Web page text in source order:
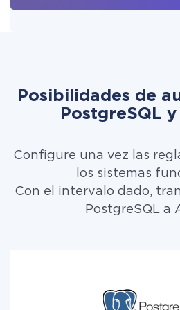
Posibilidades de
PostgreSQL
Configure una vez las
los sistemas
Con el intervalo dado,
PostgreSQL a